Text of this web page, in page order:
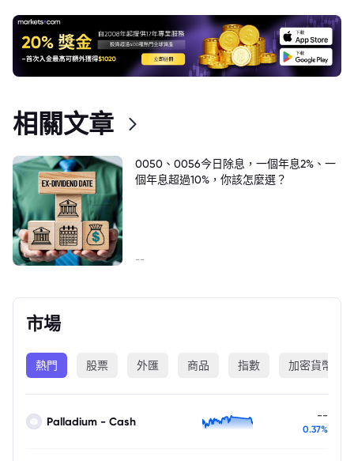
市場
熱門 股票 外匯 商品 指數 加密貨幣
Palladium - Cash --
0.37%
相關文章
0050、0056今日除息，一個年息2%、一
個年息超過10%，你該怎麼選？
--